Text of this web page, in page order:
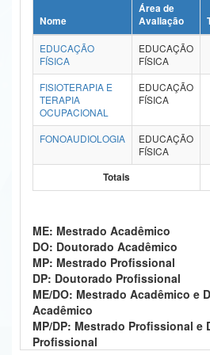
Ministério da Ciência, Tecnologia, Inovações e
Ministério do Meio Ambiente
Ministério do Turismo
Ministério do Desenvolvimento Regional
Controladoria-Geral da União
Ministério da Mulher, da Família e dos Direitos
Secretaria de Governo
Gabinete de Segurança Institucional
Advocacia-Geral da União
Banco Central do Brasil
Nome
Área de
Avaliação
EDUCAÇÃO
FÍSICA
EDUCAÇÃO
FÍSICA
FISIOTERAPIA E
TERAPIA
OCUPACIONAL
EDUCAÇÃO
FÍSICA
FONOAUDIOLOGIA
EDUCAÇÃO
FÍSICA
Totais
ME: Mestrado Acadêmico
DO: Doutorado Acadêmico
MP: Mestrado Profissional
DP: Doutorado Profissional
ME/DO: Mestrado Acadêmico e
Acadêmico
MP/DP: Mestrado Profissional e
Profissional